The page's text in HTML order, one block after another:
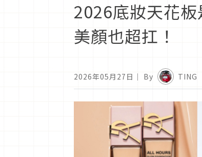
2026底妝天花
美顏也超扛！
2026年05月27日 ｜ By TING